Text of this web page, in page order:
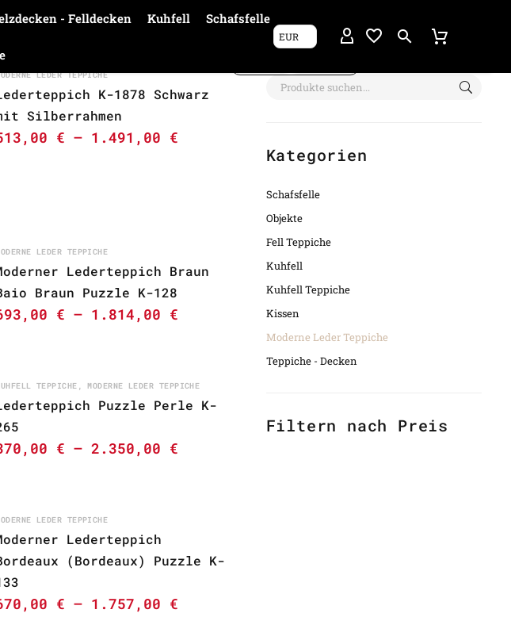
- Felldecken Kuhfell Schafsfelle
EUR
Kategorien
Schafsfelle
Objekte
Fell Teppiche
Kuhfell
Kuhfell Teppiche
Kissen
Moderne Leder Teppiche
Teppiche - Decken
Filtern nach Preis
LEDER TEPPICHE
K-1878 Schwarz
Silberrahmen
€ – 1.491,00 €
LEDER TEPPICHE
Lederteppich Braun
Braun Puzzle K-128
€ – 1.814,00 €
TEPPICHE ,MODERNE LEDER TEPPICHE
Puzzle Perle K-
€ –2.350,00 €
LEDER TEPPICHE
Lederteppich
(Bordeaux) Puzzle K-
€ – 1.757,00 €